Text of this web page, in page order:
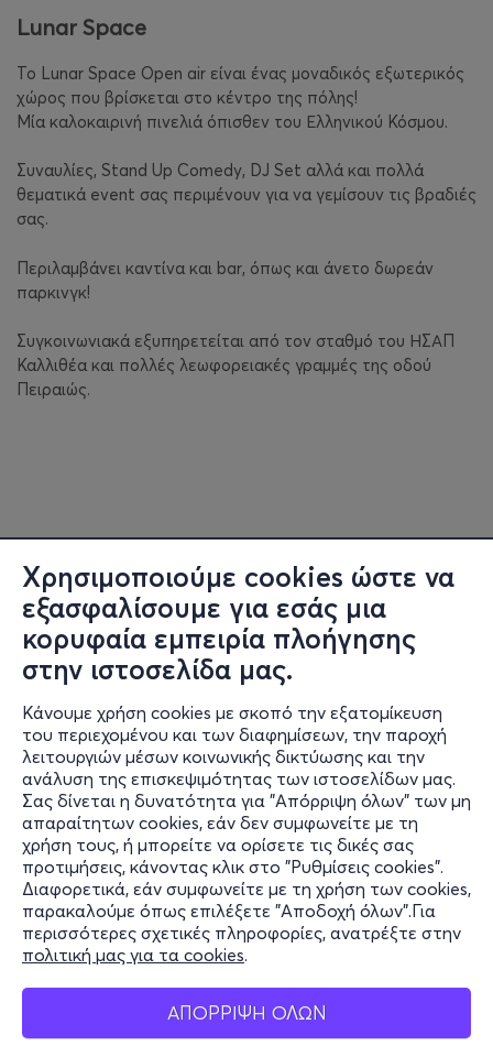
Χρησιμοποιούμε cookies ώστε να
εξασφαλίσουμε για εσάς μια
κορυφαία εμπειρία πλοήγησης
στην ιστοσελίδα μας.
Κάνουμε χρήση cookies με σκοπό την εξατομίκευση
του περιεχομένου και των διαφημίσεων, την παροχή
λειτουργιών μέσων κοινωνικής δικτύωσης και την
ανάλυση της επισκεψιμότητας των ιστοσελίδων μας.
Σας δίνεται η δυνατότητα για "Απόρριψη όλων" των μη
απαραίτητων cookies, εάν δεν συμφωνείτε με τη
χρήση τους, ή μπορείτε να ορίσετε τις δικές σας
προτιμήσεις, κάνοντας κλικ στο "Ρυθμίσεις cookies".
Διαφορετικά, εάν συμφωνείτε με τη χρήση των cookies,
παρακαλούμε όπως επιλέξετε "Αποδοχή όλων".Για
περισσότερες σχετικές πληροφορίες, ανατρέξτε στην
πολιτική μας για τα cookies.
ΑΠΟΡΡΙΨΗ ΟΛΩΝ
Lunar Space
Το Lunar Space Open air είναι ένας μοναδικός εξωτερικός
χώρος που βρίσκεται στο κέντρο της πόλης!
Μία καλοκαιρινή πινελιά όπισθεν του Ελληνικού Κόσμου.
Συναυλίες, Stand Up Comedy, DJ Set αλλά και πολλά
θεματικά event σας περιμένουν για να γεμίσουν τις βραδιές
σας.
Περιλαμβάνει καντίνα και bar, όπως και άνετο δωρεάν
παρκινγκ!
Συγκοινωνιακά εξυπηρετείται από τον σταθμό του ΗΣΑΠ
Καλλιθέα και πολλές λεωφορειακές γραμμές της οδού
Πειραιώς.
Πληροφορίες
Υποστήριξη
Stay Connected
Mobile app